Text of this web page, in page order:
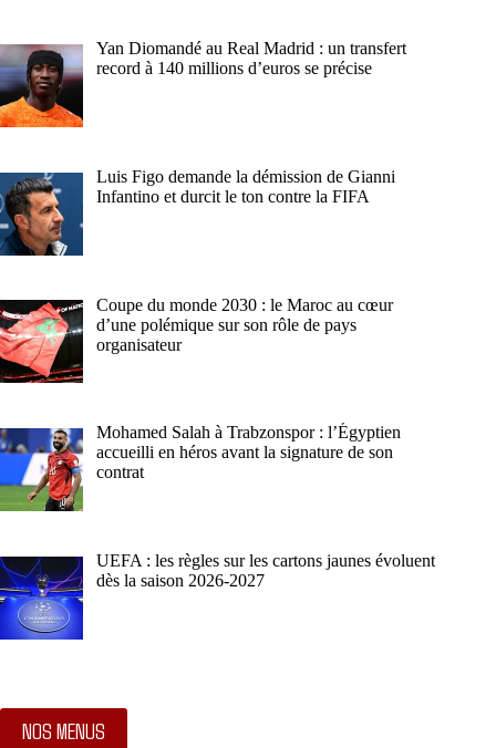
Yan Diomandé au Real Madrid : un transfert
record à 140 millions d’euros se précise
Luis Figo demande la démission de Gianni
Infantino et durcit le ton contre la FIFA
Coupe du monde 2030 : le Maroc au cœur
d’une polémique sur son rôle de pays
organisateur
Mohamed Salah à Trabzonspor : l’Égyptien
accueilli en héros avant la signature de son
contrat
UEFA : les règles sur les cartons jaunes évoluent
dès la saison 2026-2027
NOS MENUS